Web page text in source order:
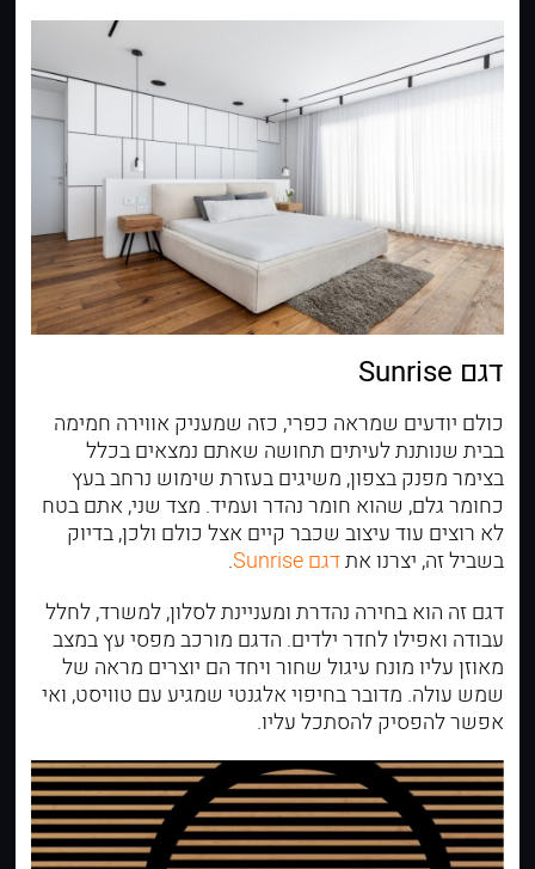
דגם Sunrise
כולם יודעים שמראה כפרי, כזה שמעניק אווירה חמימה
בבית שנותנת לעיתים תחושה שאתם נמצאים בכלל
בצימר מפנק בצפון, משיגים בעזרת שימוש נרחב בעץ
כחומר גלם, שהוא חומר נהדר ועמיד. מצד שני, אתם בטח
לא רוצים עוד עיצוב שכבר קיים אצל כולם ולכן, בדיוק
בשביל זה, יצרנו אתדגם Sunrise
.
דגם זה הוא בחירה נהדרת ומעניינת לסלון, למשרד, לחלל
עבודה ואפילו לחדר ילדים. הדגם מורכב מפסי עץ במצב
מאוזן עליו מונח עיגול שחור ויחד הם יוצרים מראה של
שמש עולה. מדובר בחיפוי אלגנטי שמגיע עם טוויסט, ואי
אפשר להפסיק להסתכל עליו.